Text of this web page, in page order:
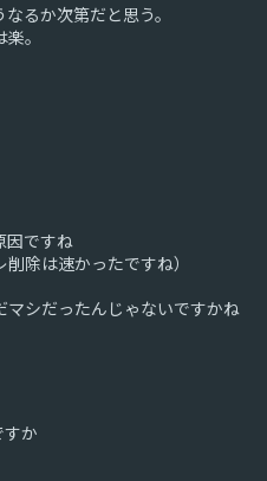
るか次第だと思う。
。
因ですね
除は速かったですね）
シだったんじゃないですかね
か